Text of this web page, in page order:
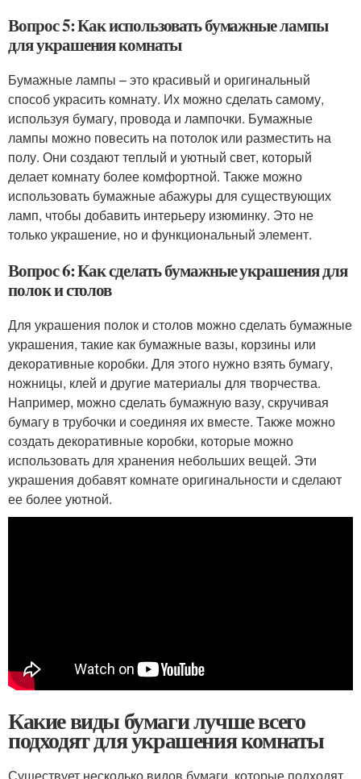
Вопрос 5: Как использовать бумажные лампы
для украшения комнаты
Бумажные лампы – это красивый и оригинальный
способ украсить комнату. Их можно сделать самому,
используя бумагу, провода и лампочки. Бумажные
лампы можно повесить на потолок или разместить на
полу. Они создают теплый и уютный свет, который
делает комнату более комфортной. Также можно
использовать бумажные абажуры для существующих
ламп, чтобы добавить интерьеру изюминку. Это не
только украшение, но и функциональный элемент.
Вопрос 6: Как сделать бумажные украшения для
полок и столов
Для украшения полок и столов можно сделать бумажные
украшения, такие как бумажные вазы, корзины или
декоративные коробки. Для этого нужно взять бумагу,
ножницы, клей и другие материалы для творчества.
Например, можно сделать бумажную вазу, скручивая
бумагу в трубочки и соединяя их вместе. Также можно
создать декоративные коробки, которые можно
использовать для хранения небольших вещей. Эти
украшения добавят комнате оригинальности и сделают
ее более уютной.
Какие виды бумаги лучше всего
подходят для украшения комнаты